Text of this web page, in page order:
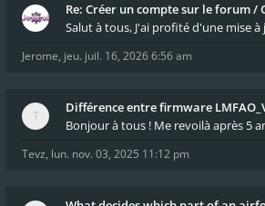
Re: Créer un compte sur le forum /
Salut à tous, J'ai profité d'une mise à
Jerome, jeu. juil. 16, 2026 6:56 am
Différence entre firmware
Bonjour à tous ! Me revoilà après 5
Tevz, lun. nov. 03, 2025 11:12 pm